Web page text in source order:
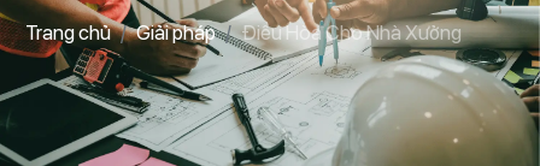
Trang chủ Giải pháp Điều Hòa Cho Nhà Xưởng